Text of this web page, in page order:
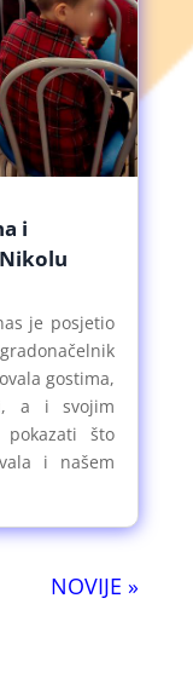
i
je posjetio
gostima,
a i svojim
što
i našem
Next Entries »